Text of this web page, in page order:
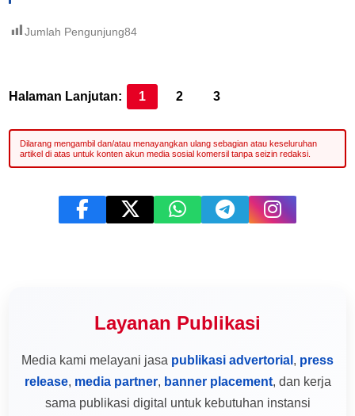
Jumlah Pengunjung84
Halaman Lanjutan: 1 2 3
Layanan Publikasi
Media kami melayani jasa publikasi advertorial , press
release, media partner, banner placement, dan kerja
sama publikasi digital untuk kebutuhan instansi